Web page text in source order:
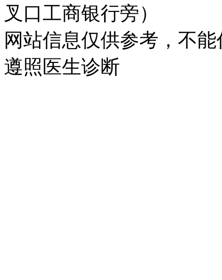
叉口工商银行旁）
网站信息仅供参考，不
遵照医生诊断